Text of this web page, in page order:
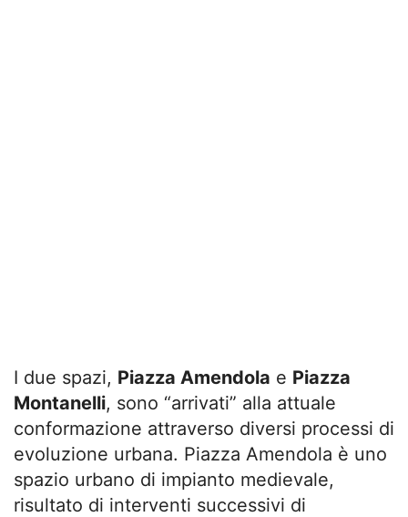
I due spazi, Piazza Amendola e Piazza
Montanelli, sono “arrivati” alla attuale
conformazione attraverso diversi processi di
evoluzione urbana. Piazza Amendola è uno
spazio urbano di impianto medievale,
risultato di interventi successivi di